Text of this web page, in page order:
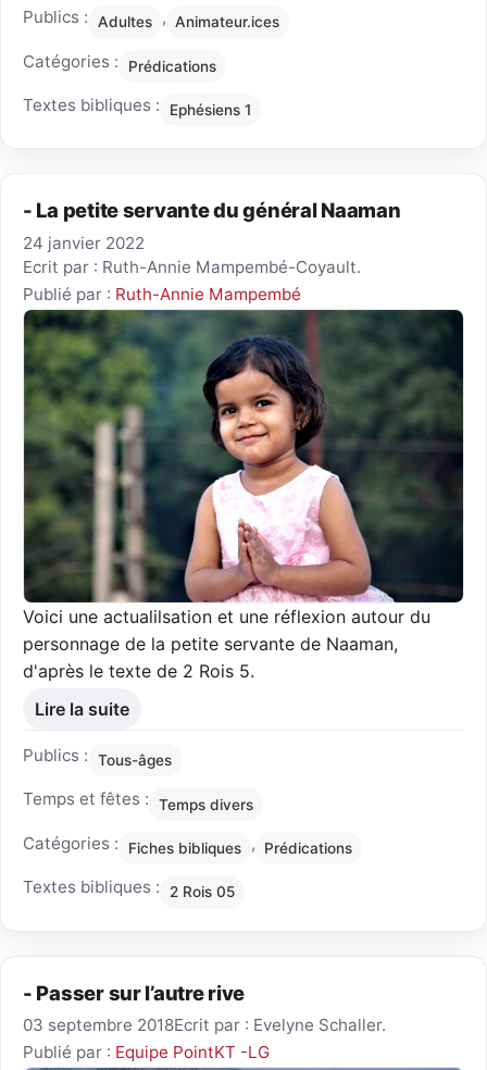
Publics : Adultes , Animateur.ices
Catégories : Prédications
Textes bibliques : Ephésiens 1
- La petite servante du général Naaman
24 janvier 2022
Ecrit par : Ruth-Annie Mampembé-Coyault.
Publié par : Ruth-Annie Mampembé
Voici une actualilsation et une réflexion autour du
personnage de la petite servante de Naaman,
d'après le texte de 2 Rois 5.
Lire la suite
Publics : Tous-âges
Temps et fêtes : Temps divers
Catégories : Fiches bibliques , Prédications
Textes bibliques : 2 Rois 05
- Passer sur l’autre rive
03 septembre 2018Ecrit par : Evelyne Schaller.
Publié par : Equipe PointKT -LG